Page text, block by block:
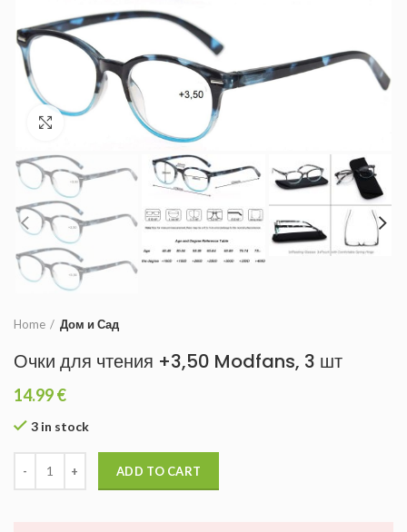
Увеличить
Home Дом и Сад
Очки для чтения +3,50 Modfans, 3 шт
14.99€
3 in stock
ADD TO CART